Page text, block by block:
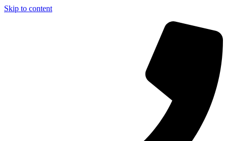
Skip to content